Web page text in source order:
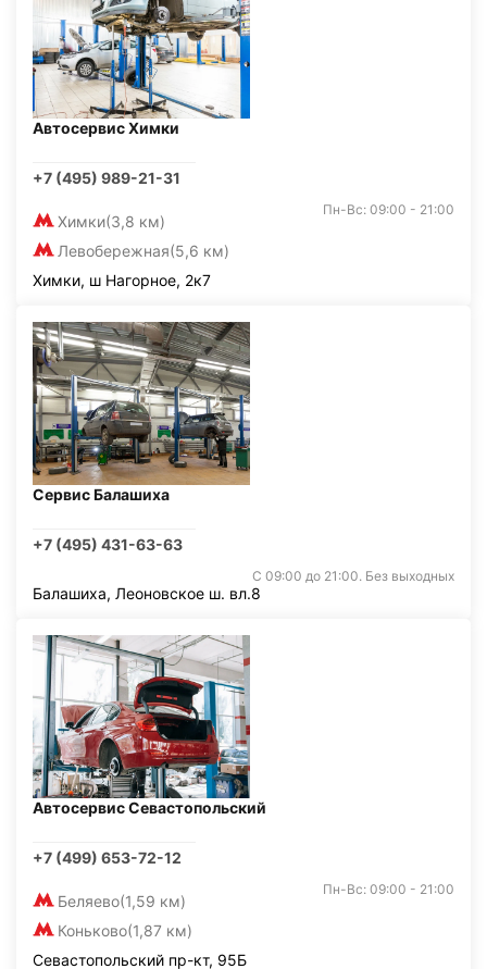
Автосервис Химки
+7 (495) 989-21-31
Химки(3,8 км)
Левобережная(5,6 км)
Пн-Вс: 09:00 - 21:00
Химки, ш Нагорное, 2к7
Сервис Балашиха
+7 (495) 431-63-63
С 09:00 до 21:00. Без выходных
Балашиха, Леоновское ш. вл.8
Автосервис Севастопольский
+7 (499) 653-72-12
Беляево(1,59 км)
Коньково(1,87 км)
Пн-Вс: 09:00 - 21:00
Севастопольский пр-кт, 95Б